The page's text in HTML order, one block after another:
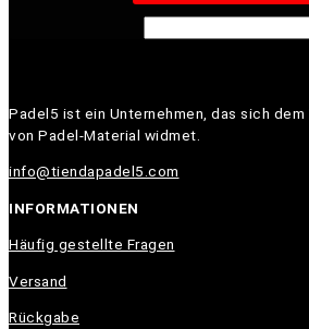
Padel5 ist ein Unternehmen, das sich
von Padel-Material widmet.
info@tiendapadel5.com
INFORMATIONEN
Häufig gestellte Fragen
Versand
Rückgabe